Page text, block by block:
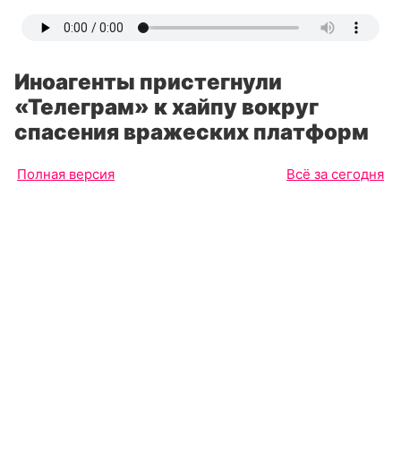
Иноагенты пристегнули
«Телеграм» к хайпу вокруг
спасения вражеских платформ
Полная версия Всё за сегодня